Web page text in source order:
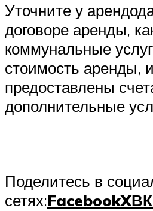
Уточните у
договоре аренды,
коммунальные
стоимость аренды,
предоставлены
дополнительные
Поделитесь в
сетях:FacebookX